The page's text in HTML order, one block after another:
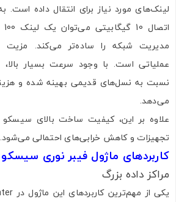
لینک‌های مورد نیاز برای انتقال داده است.
مدیریت شبکه را ساده‌تر می‌کند.
عملیاتی است. با وجود سرعت بسیار
نسبت به نسل‌های قدیمی بهینه شده و
می‌دهد.
علاوه بر این، کیفیت ساخت بالای
تجهیزات و کاهش خرابی‌های احتمالی می‌شود.
کاربردهای ماژول فیبر نوری سیسکو CPAK-100G-LR4
مراکز داده بزرگ